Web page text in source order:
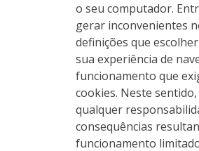
o seu computador.
gerar inconvenientes
definições que
sua experiência de
funcionamento que
cookies. Neste
qualquer
consequências
funcionamento